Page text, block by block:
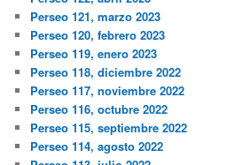
Perseo 121, marzo 2023
Perseo 120, febrero 2023
Perseo 119, enero 2023
Perseo 118, diciembre 2022
Perseo 117, noviembre 2022
Perseo 116, octubre 2022
Perseo 115, septiembre 2022
Perseo 114, agosto 2022